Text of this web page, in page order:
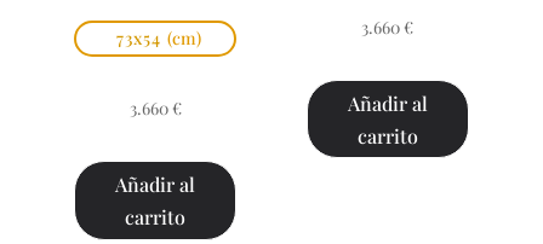
73x54 (cm)
3.660 €
Añadir al
carrito
3.660 €
Añadir al
carrito